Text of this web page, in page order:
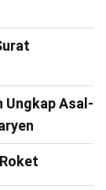
Ungkap Asal-